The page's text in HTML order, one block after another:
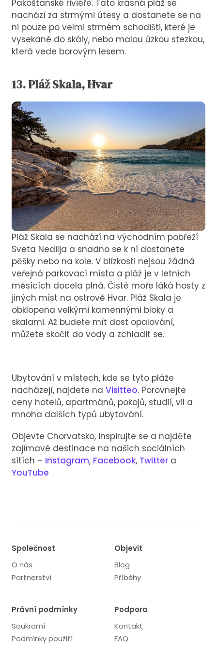
Pakoštanské riviéře. Tato krásná pláž se
nachází za strmými útesy a dostanete se na
ni pouze po velmi strmém schodišti, které je
vysekané do skály, nebo malou úzkou stezkou,
která vede borovým lesem.
13.PlážSkala, Hvar
Pláž Skala se nachází na východním pobřeží
Sveta Nedilja a snadno se k ní dostanete
pěšky nebo na kole. V blízkosti nejsou žádná
veřejná parkovací místa a pláž je v letních
měsících docela plná. Čisté moře láká hosty z
jiných míst na ostrově Hvar. Pláž Skala je
obklopena velkými kamennými bloky a
skalami. Až budete mít dost opalování,
můžete skočit do vody a zchladit se.
Ubytování v místech, kde se tyto pláže
nacházejí, najdete na Visitteo. Porovnejte
ceny hotelů, apartmánů, pokojů, studií, vil a
mnoha dalších typů ubytování.
Objevte Chorvatsko, inspirujte se a najděte
zajímavé destinace na našich sociálních
sítích – Instagram, Facebook, Twitter a
YouTube
Společnost
O nás
Partnerství
Objevit
Blog
Příběhy
Právní podmínky
Soukromí
Podmínky použití
Podpora
Kontakt
FAQ